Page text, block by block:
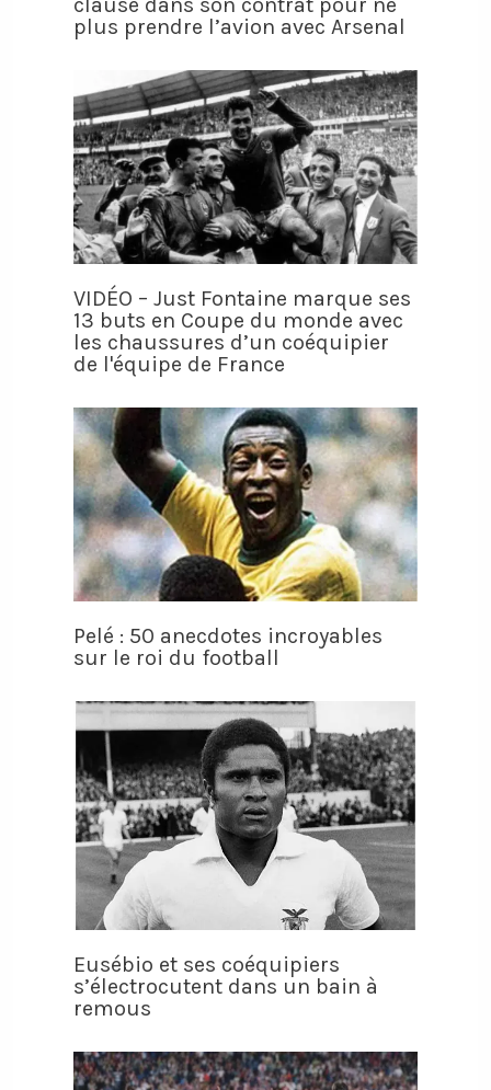
clause dans son contrat pour ne
plus prendre l’avion avec Arsenal
VIDÉO – Just Fontaine marque ses
13 buts en Coupe du monde avec
les chaussures d’un coéquipier
de l'équipe de France
Pelé : 50 anecdotes incroyables
sur le roi du football
Eusébio et ses coéquipiers
s’électrocutent dans un bain à
remous